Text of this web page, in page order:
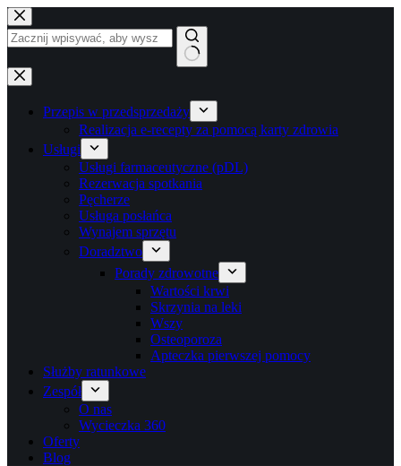
Przejdź
do
treści
Brak
wyników
Przepis w przedsprzedaży
Realizacja e-recepty za pomocą karty zdrowia
Usługi
Usługi farmaceutyczne (pDL)
Rezerwacja spotkania
Pęcherze
Usługa posłańca
Wynajem sprzętu
Doradztwo
Porady zdrowotne
Wartości krwi
Skrzynia na leki
Wszy
Osteoporoza
Apteczka pierwszej pomocy
Służby ratunkowe
Zespół
O nas
Wycieczka 360
Oferty
Blog